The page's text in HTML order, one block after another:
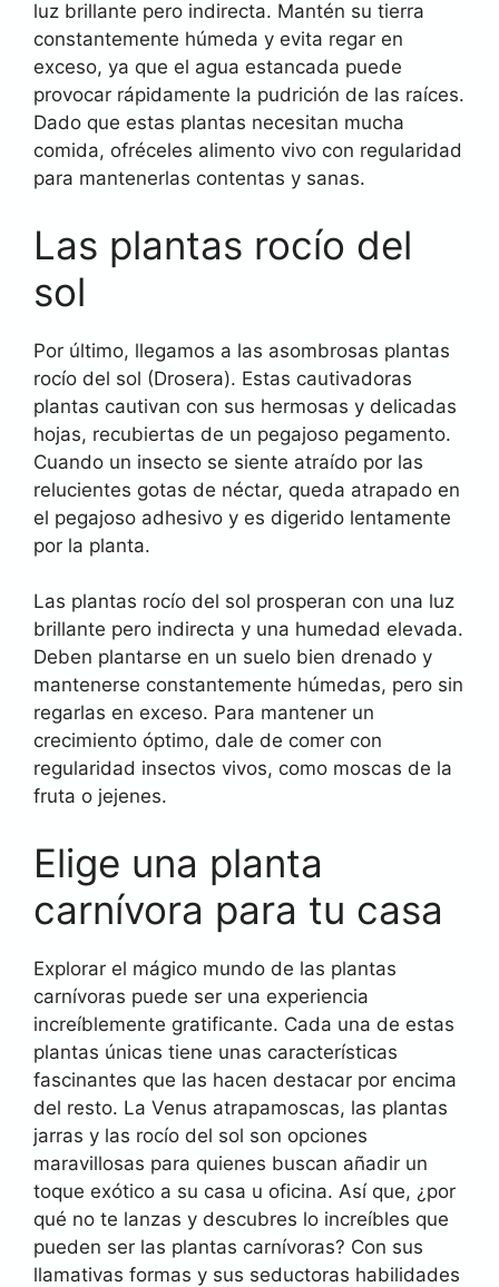
luz brillante pero indirecta. Mantén su tierra
constantemente húmeda y evita regar en
exceso, ya que el agua estancada puede
provocar rápidamente la pudrición de las raíces.
Dado que estas plantas necesitan mucha
comida, ofréceles alimento vivo con regularidad
para mantenerlas contentas y sanas.
Las plantas rocío del
sol
Por último, llegamos a las asombrosas plantas
rocío del sol (Drosera). Estas cautivadoras
plantas cautivan con sus hermosas y delicadas
hojas, recubiertas de un pegajoso pegamento.
Cuando un insecto se siente atraído por las
relucientes gotas de néctar, queda atrapado en
el pegajoso adhesivo y es digerido lentamente
por la planta.
Las plantas rocío del sol prosperan con una luz
brillante pero indirecta y una humedad elevada.
Deben plantarse en un suelo bien drenado y
mantenerse constantemente húmedas, pero sin
regarlas en exceso. Para mantener un
crecimiento óptimo, dale de comer con
regularidad insectos vivos, como moscas de la
fruta o jejenes.
Elige una planta
carnívora para tu casa
Explorar el mágico mundo de las plantas
carnívoras puede ser una experiencia
increíblemente gratificante. Cada una de estas
plantas únicas tiene unas características
fascinantes que las hacen destacar por encima
del resto. La Venus atrapamoscas, las plantas
jarras y las rocío del sol son opciones
maravillosas para quienes buscan añadir un
toque exótico a su casa u oficina. Así que, ¿por
qué no te lanzas y descubres lo increíbles que
pueden ser las plantas carnívoras? Con sus
llamativas formas y sus seductoras habilidades